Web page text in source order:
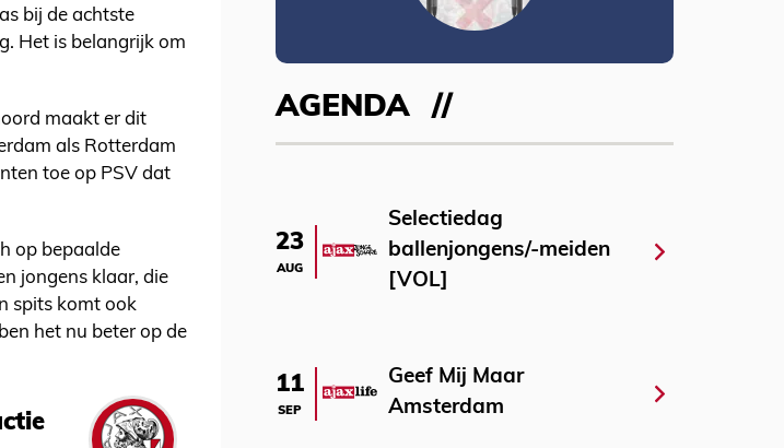
bij de achtste
Het is belangrijk om
maakt er dit
als Rotterdam
toe op PSV dat
op bepaalde
jongens klaar, die
spits komt ook
het nu beter op de
AGENDA
23
AUG
Selectiedag
ballenjongens/-meiden
[VOL]
11
SEP
Geef Mij Maar
Amsterdam